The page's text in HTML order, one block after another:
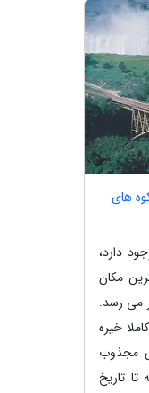
های
وجود دارد،
مکان
می رسد.
خیره
مجذوب
تا تاریخ